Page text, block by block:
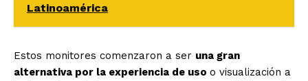
Latinoamérica
Estos monitores comenzaron a ser una gran
alternativa por la experiencia de uso o visualización a